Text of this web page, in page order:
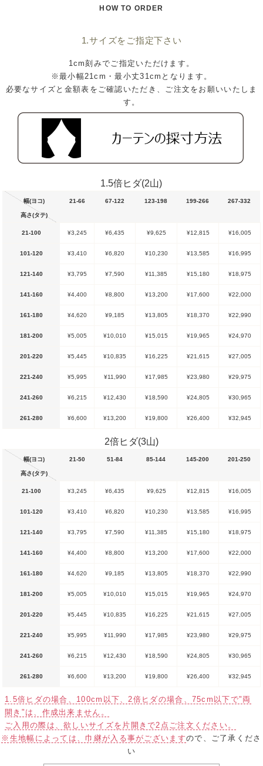
HOW TO ORDER
1.サイズをご指定下さい
1cm刻みでご指定いただけます。
※最小幅21cm・最小丈31cmとなります。
必要なサイズと金額表をご確認いただき、ご注文をお願いいたしま
す。
1.5倍ヒダ(2山)
幅(ヨコ)
高さ(タテ)
21-66 67-122 123-198 199-266 267-332
21-100 ¥3,245 ¥6,435 ¥9,625 ¥12,815 ¥16,005
101-120 ¥3,410 ¥6,820 ¥10,230 ¥13,585 ¥16,995
121-140 ¥3,795 ¥7,590 ¥11,385 ¥15,180 ¥18,975
141-160 ¥4,400 ¥8,800 ¥13,200 ¥17,600 ¥22,000
161-180 ¥4,620 ¥9,185 ¥13,805 ¥18,370 ¥22,990
181-200 ¥5,005 ¥10,010 ¥15,015 ¥19,965 ¥24,970
201-220 ¥5,445 ¥10,835 ¥16,225 ¥21,615 ¥27,005
221-240 ¥5,995 ¥11,990 ¥17,985 ¥23,980 ¥29,975
241-260 ¥6,215 ¥12,430 ¥18,590 ¥24,805 ¥30,965
261-280 ¥6,600 ¥13,200 ¥19,800 ¥26,400 ¥32,945
2倍ヒダ(3山)
幅(ヨコ)
高さ(タテ)
21-50 51-84 85-144 145-200 201-250
21-100 ¥3,245 ¥6,435 ¥9,625 ¥12,815 ¥16,005
101-120 ¥3,410 ¥6,820 ¥10,230 ¥13,585 ¥16,995
121-140 ¥3,795 ¥7,590 ¥11,385 ¥15,180 ¥18,975
141-160 ¥4,400 ¥8,800 ¥13,200 ¥17,600 ¥22,000
161-180 ¥4,620 ¥9,185 ¥13,805 ¥18,370 ¥22,990
181-200 ¥5,005 ¥10,010 ¥15,015 ¥19,965 ¥24,970
201-220 ¥5,445 ¥10,835 ¥16,225 ¥21,615 ¥27,005
221-240 ¥5,995 ¥11,990 ¥17,985 ¥23,980 ¥29,975
241-260 ¥6,215 ¥12,430 ¥18,590 ¥24,805 ¥30,965
261-280 ¥6,600 ¥13,200 ¥19,800 ¥26,400 ¥32,945
1.5倍ヒダの場合、100cm以下、2倍ヒダの場合、75cm以下で"両
開き"は、作成出来ません。
ご入用の際は、欲しいサイズを片開きで2点ご注文ください。
※生地幅によっては、巾継が入る事がございますので、ご了承くださ
い